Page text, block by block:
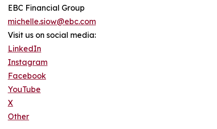
EBC Financial Group
michelle.siow@ebc.com
Visit us on social media:
LinkedIn
Instagram
Facebook
YouTube
X
Other